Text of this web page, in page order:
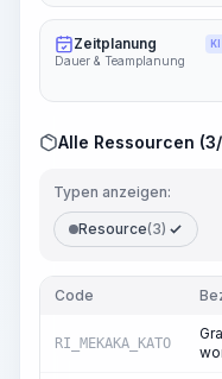
Zeitplanung KI
Dauer & Teamplanung
Alle Ressourcen
Typen anzeigen:
Resource(3)
Code
RI_MEKAKA_KATO